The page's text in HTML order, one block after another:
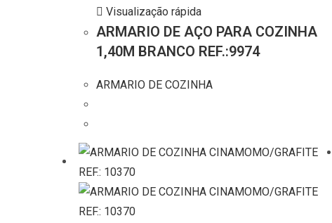
Visualização rápida
ARMARIO DE AÇO PARA COZINHA
1,40M BRANCO REF.:9974
ARMARIO DE COZINHA